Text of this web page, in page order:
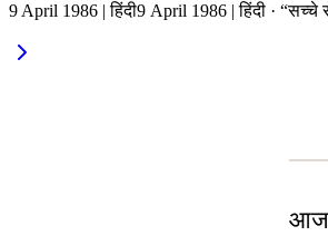
9 April 1986 | हिंदी9 April 1986 | हिंदी · “सच्चे
आज